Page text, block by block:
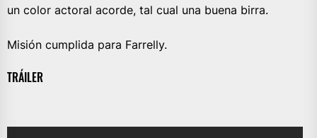
un color actoral acorde, tal cual una buena birra.
Misión cumplida para Farrelly.
TRÁILER